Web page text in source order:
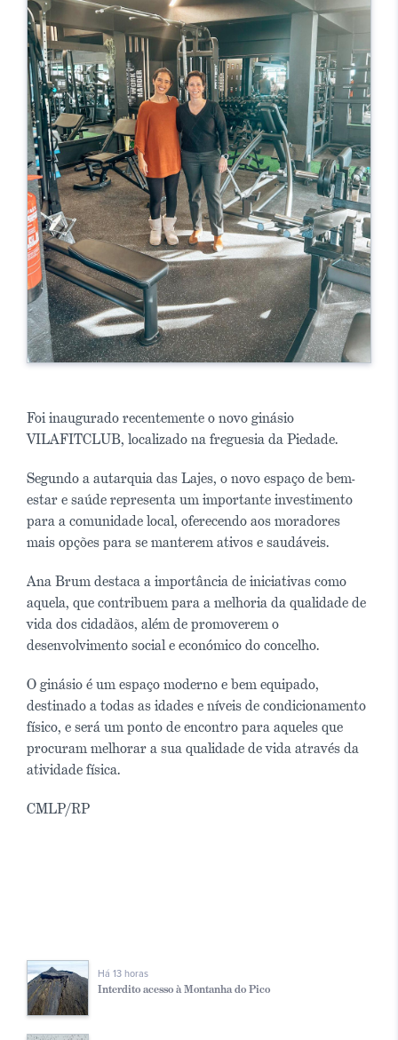
Foi inaugurado recentemente o novo ginásio
VILAFITCLUB, localizado na freguesia da Piedade.
Segundo a autarquia das Lajes, o novo espaço de bem-
estar e saúde representa um importante investimento
para a comunidade local, oferecendo aos moradores
mais opções para se manterem ativos e saudáveis.
Ana Brum destaca a importância de iniciativas como
aquela, que contribuem para a melhoria da qualidade de
vida dos cidadãos, além de promoverem o
desenvolvimento social e económico do concelho.
O ginásio é um espaço moderno e bem equipado,
destinado a todas as idades e níveis de condicionamento
físico, e será um ponto de encontro para aqueles que
procuram melhorar a sua qualidade de vida através da
atividade física.
CMLP/RP
Há 13 horas
Interdito acesso à Montanha do Pico